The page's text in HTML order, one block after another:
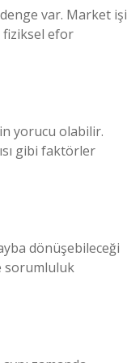
var. Market işi
fiziksel efor
yorucu olabilir.
gibi faktörler
dönüşebileceği
sorumluluk